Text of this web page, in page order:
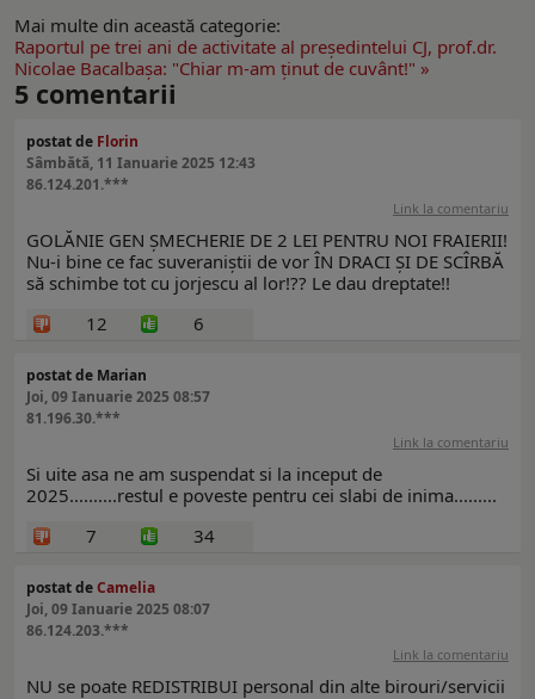
Mai multe din această categorie:
Raportul pe trei ani de activitate al preşedintelui CJ, prof.dr.
Nicolae Bacalbaşa: "Chiar m-am ţinut de cuvânt!" »
5 comentarii
postat de Florin
Sâmbătă, 11 Ianuarie 2025 12:43
86.124.201.***
Link la comentariu
GOLĂNIE GEN ȘMECHERIE DE 2 LEI PENTRU NOI FRAIERII!
Nu-i bine ce fac suveraniștii de vor ÎN DRACI ȘI DE SCÎRBĂ
să schimbe tot cu jorjescu al lor!?? Le dau dreptate!!
12
6
postat de Marian
Joi, 09 Ianuarie 2025 08:57
81.196.30.***
Link la comentariu
Si uite asa ne am suspendat si la inceput de
2025..........restul e poveste pentru cei slabi de inima.........
7
34
postat deCamelia
Joi, 09 Ianuarie 2025 08:07
86.124.203.***
Link la comentariu
NU se poate REDISTRIBUI personal din alte birouri/servicii